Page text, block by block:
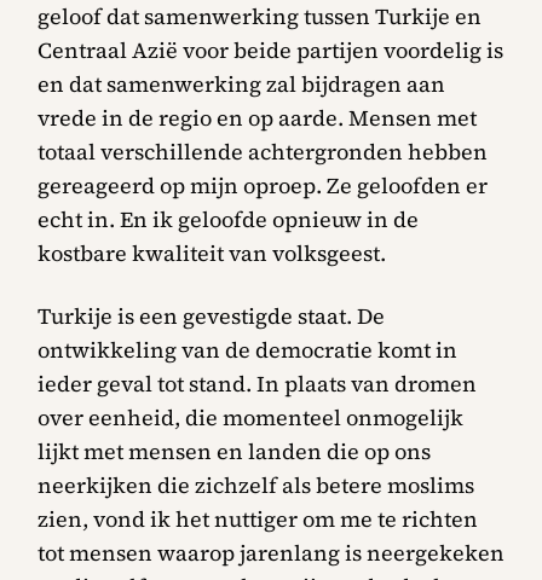
geloof dat samenwerking tussen Turkije en
Centraal Azië voor beide partijen voordelig is
en dat samenwerking zal bijdragen aan
vrede in de regio en op aarde. Mensen met
totaal verschillende achtergronden hebben
gereageerd op mijn oproep. Ze geloofden er
echt in. En ik geloofde opnieuw in de
kostbare kwaliteit van volksgeest.
Turkije is een gevestigde staat. De
ontwikkeling van de democratie komt in
ieder geval tot stand. In plaats van dromen
over eenheid, die momenteel onmogelijk
lijkt met mensen en landen die op ons
neerkijken die zichzelf als betere moslims
zien, vond ik het nuttiger om me te richten
tot mensen waarop jarenlang is neergekeken